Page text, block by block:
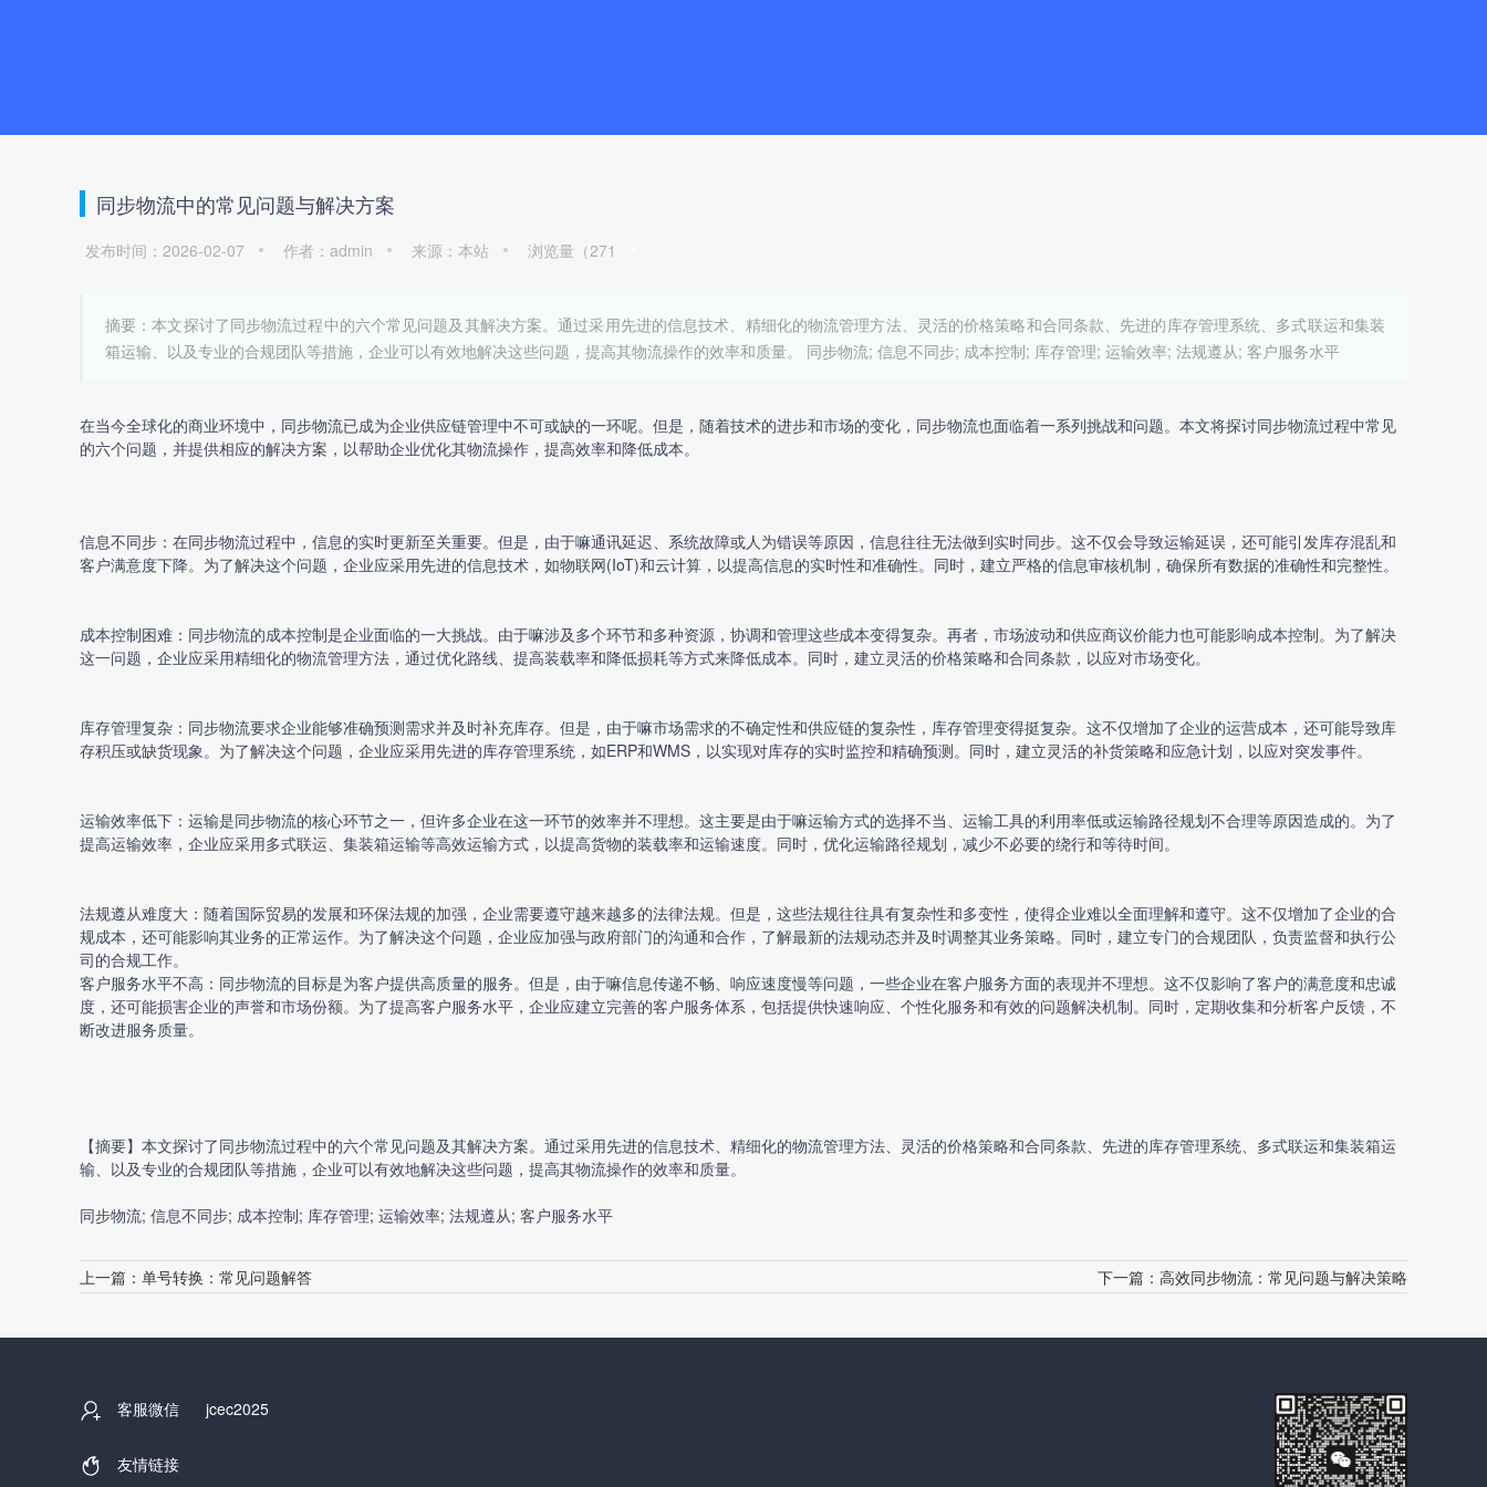
同步物流中的常见问题与解决方案
发布时间：2026-02-07 作者：admin 来源：本站 浏览量（271
摘要：本文探讨了同步物流过程中的六个常见问题及其解决方案。通过采用先进的信息技术、精细化的物流管理方法、灵活的价格策略和合同条款、先进的库存管理系统、多式联运和集装
箱运输、以及专业的合规团队等措施，企业可以有效地解决这些问题，提高其物流操作的效率和质量。 同步物流; 信息不同步; 成本控制; 库存管理; 运输效率; 法规遵从; 客户服务水平
在当今全球化的商业环境中，同步物流已成为企业供应链管理中不可或缺的一环呢。但是，随着技术的进步和市场的变化，同步物流也面临着一系列挑战和问题。本文将探讨同步物流过程中常见
的六个问题，并提供相应的解决方案，以帮助企业优化其物流操作，提高效率和降低成本。
信息不同步：在同步物流过程中，信息的实时更新至关重要。但是，由于嘛通讯延迟、系统故障或人为错误等原因，信息往往无法做到实时同步。这不仅会导致运输延误，还可能引发库存混乱和
客户满意度下降。为了解决这个问题，企业应采用先进的信息技术，如物联网(IoT)和云计算，以提高信息的实时性和准确性。同时，建立严格的信息审核机制，确保所有数据的准确性和完整性。
成本控制困难：同步物流的成本控制是企业面临的一大挑战。由于嘛涉及多个环节和多种资源，协调和管理这些成本变得复杂。再者，市场波动和供应商议价能力也可能影响成本控制。为了解决
这一问题，企业应采用精细化的物流管理方法，通过优化路线、提高装载率和降低损耗等方式来降低成本。同时，建立灵活的价格策略和合同条款，以应对市场变化。
库存管理复杂：同步物流要求企业能够准确预测需求并及时补充库存。但是，由于嘛市场需求的不确定性和供应链的复杂性，库存管理变得挺复杂。这不仅增加了企业的运营成本，还可能导致库
存积压或缺货现象。为了解决这个问题，企业应采用先进的库存管理系统，如ERP和WMS，以实现对库存的实时监控和精确预测。同时，建立灵活的补货策略和应急计划，以应对突发事件。
运输效率低下：运输是同步物流的核心环节之一，但许多企业在这一环节的效率并不理想。这主要是由于嘛运输方式的选择不当、运输工具的利用率低或运输路径规划不合理等原因造成的。为了
提高运输效率，企业应采用多式联运、集装箱运输等高效运输方式，以提高货物的装载率和运输速度。同时，优化运输路径规划，减少不必要的绕行和等待时间。
法规遵从难度大：随着国际贸易的发展和环保法规的加强，企业需要遵守越来越多的法律法规。但是，这些法规往往具有复杂性和多变性，使得企业难以全面理解和遵守。这不仅增加了企业的合
规成本，还可能影响其业务的正常运作。为了解决这个问题，企业应加强与政府部门的沟通和合作，了解最新的法规动态并及时调整其业务策略。同时，建立专门的合规团队，负责监督和执行公
司的合规工作。
客户服务水平不高：同步物流的目标是为客户提供高质量的服务。但是，由于嘛信息传递不畅、响应速度慢等问题，一些企业在客户服务方面的表现并不理想。这不仅影响了客户的满意度和忠诚
度，还可能损害企业的声誉和市场份额。为了提高客户服务水平，企业应建立完善的客户服务体系，包括提供快速响应、个性化服务和有效的问题解决机制。同时，定期收集和分析客户反馈，不
断改进服务质量。
【摘要】本文探讨了同步物流过程中的六个常见问题及其解决方案。通过采用先进的信息技术、精细化的物流管理方法、灵活的价格策略和合同条款、先进的库存管理系统、多式联运和集装箱运
输、以及专业的合规团队等措施，企业可以有效地解决这些问题，提高其物流操作的效率和质量。
同步物流; 信息不同步; 成本控制; 库存管理; 运输效率; 法规遵从; 客户服务水平
上一篇： 单号转换：常见问题解答 下一篇： 高效同步物流：常见问题与解决策略
客服微信 jcec2025
友情链接